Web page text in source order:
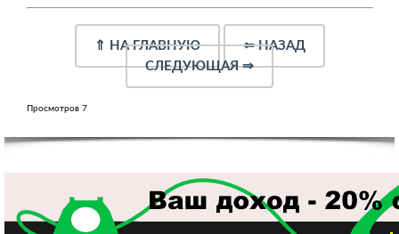
⇑ НА ГЛАВНУЮ ⇐НАЗАД
СЛЕДУЮЩАЯ⇒
Просмотров 7